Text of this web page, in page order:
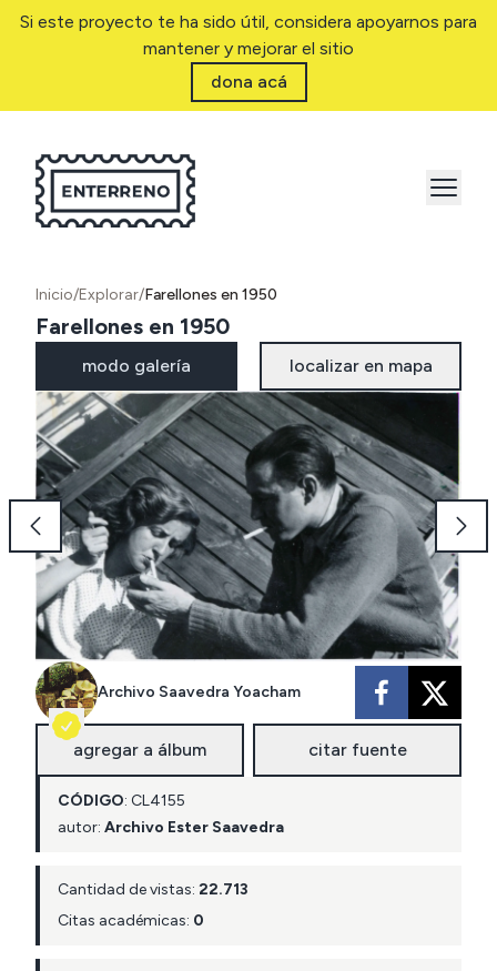
Si este proyecto te ha sido útil, considera apoyarnos para
mantener y mejorar el sitio
dona acá
Inicio/Explorar/Farellones en 1950
Farellones en 1950
modo galería localizar en mapa
Archivo Saavedra Yoacham
agregar a álbum citar fuente
CÓDIGO: CL4155
autor: Archivo Ester Saavedra
Cantidad de vistas: 22.713
Citas académicas: 0